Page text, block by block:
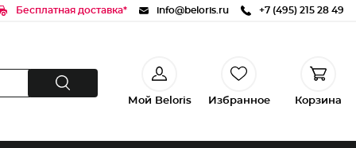
Бесплатная доставка* info@beloris.ru +7 (495) 215 28 49
Мой Beloris Избранное Корзина